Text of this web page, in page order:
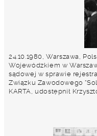
24.10.1980, Warszawa,
Wojewódzkiem w
sądowej w sprawie
Związku Zawodowego
KARTA, udostępnił